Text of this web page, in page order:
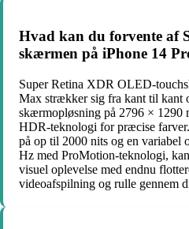
Hvad kan du forvente af
skærmen på iPhone 14
Super Retina XDR OLED-
Max strækker sig fra kant til kant
skærmopløsning på 2796 × 1290
HDR-teknologi for præcise
på op til 2000 nits og en variabel
Hz med ProMotion-teknologi,
visuel oplevelse med endnu
videoafspilning og rulle gennem